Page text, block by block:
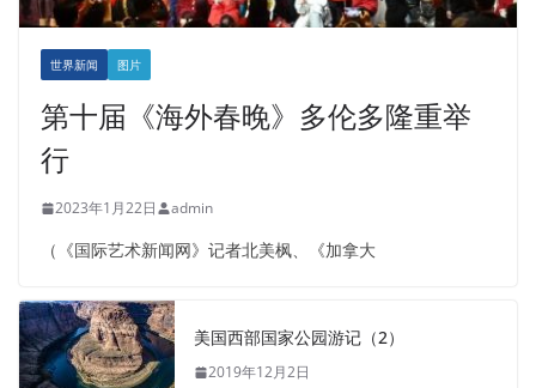
世界新闻 图片
第十届《海外春晚》多伦多隆重举
行
2023年1月22日 admin
（《国际艺术新闻网》记者北美枫、《加拿大
美国西部国家公园游记（2）
2019年12月2日